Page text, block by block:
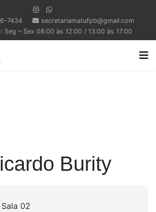
7434
secretariamatufpb@gmail.com
Seg – Sex 08:00 às 12:00 / 13:00 às 17:00
Burity
Sala 02